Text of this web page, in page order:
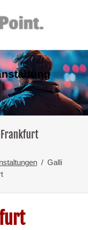
Frankfurt
Galli